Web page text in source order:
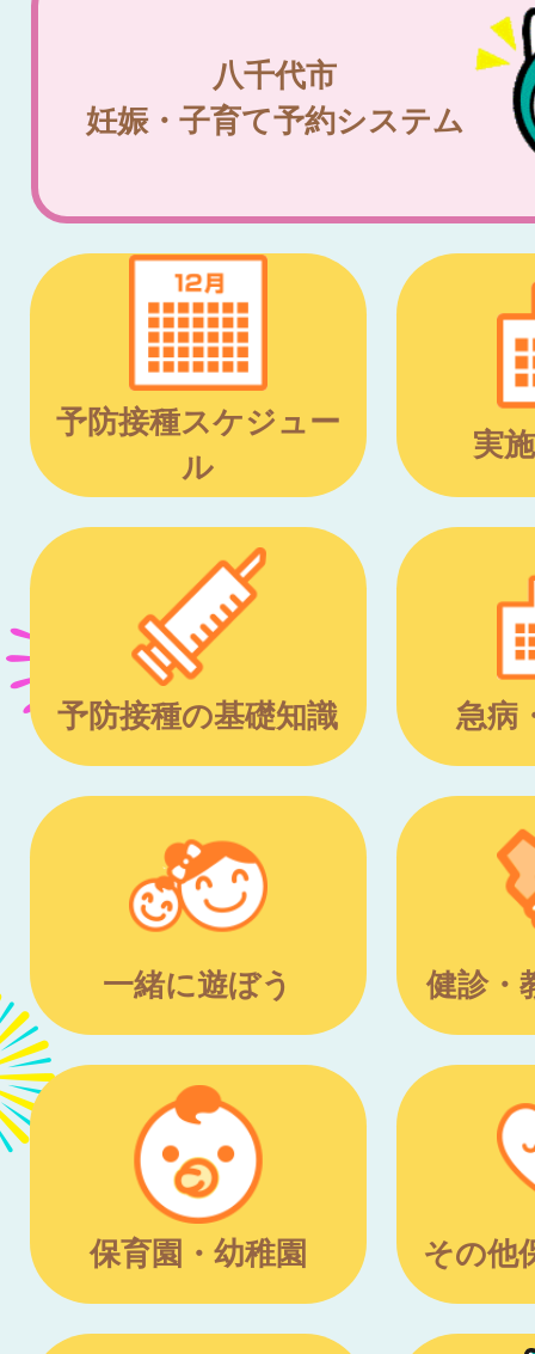
八千代市
妊娠・子育て予約システム
予防接種スケジュー
ル
実
予防接種の基礎知識 急病
一緒に遊ぼう 健診・
保育園・幼稚園 その他